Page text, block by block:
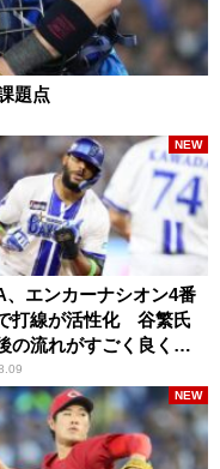
題点
、エンカーナシオン4番
打線が活性化 谷繁氏
の流れがすごく良くな
たね」
NEW
NEW